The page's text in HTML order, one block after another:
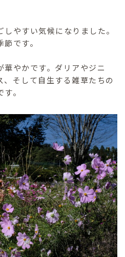
やすい気候になりました。
です。
華やかです。ダリアやジニ
そして自生する雑草たちの
。